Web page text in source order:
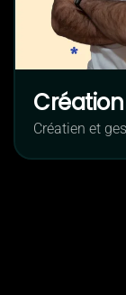
Création
Créatien et